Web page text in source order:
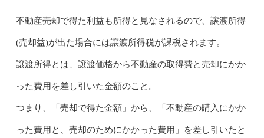
不動産売却で得た利益も所得と見なされるので、譲渡所得
(売却益)が出た場合には譲渡所得税が課税されます。
譲渡所得とは、譲渡価格から不動産の取得費と売却にかか
った費用を差し引いた金額のこと。
つまり、「売却で得た金額」から、「不動産の購入にかか
った費用と、売却のためにかかった費用」を差し引いたと